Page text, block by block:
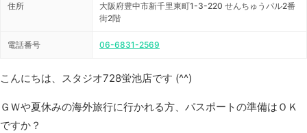
住所
大阪府豊中市新千里東町1-3-220 せんちゅうパル2番
街2階
電話番号 06-6831-2569
こんにちは、スタジオ728蛍池店です (^^)
ＧＷや夏休みの海外旅行に行かれる方、パスポートの準備はＯＫ
ですか？